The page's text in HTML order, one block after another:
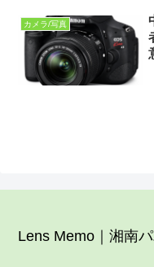
カメラ/写真
Lens Memo｜湘南